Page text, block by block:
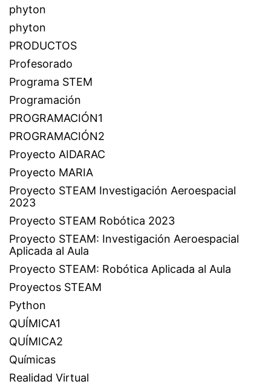
phyton
phyton
PRODUCTOS
Profesorado
Programa STEM
Programación
PROGRAMACIÓN1
PROGRAMACIÓN2
Proyecto AIDARAC
Proyecto MARIA
Proyecto STEAM Investigación Aeroespacial
2023
Proyecto STEAM Robótica 2023
Proyecto STEAM: Investigación Aeroespacial
Aplicada al Aula
Proyecto STEAM: Robótica Aplicada al Aula
Proyectos STEAM
Python
QUÍMICA1
QUÍMICA2
Químicas
Realidad Virtual